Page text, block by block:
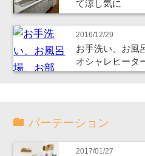
て涼し気に
2016/12/29
お手洗い、お風
オシャレヒータ
パーテーション
2017/01/27